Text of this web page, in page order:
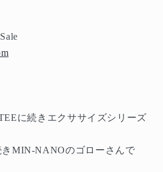
に続きエクササイズシリーズ
MIN-NANOのゴローさんで